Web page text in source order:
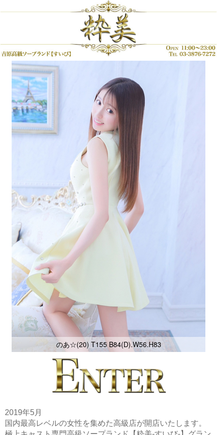
のあ☆(20) T155 B84(D).W56.H83
2019年5月
国内最高レベルの女性を集めた高級店が開店いたします。